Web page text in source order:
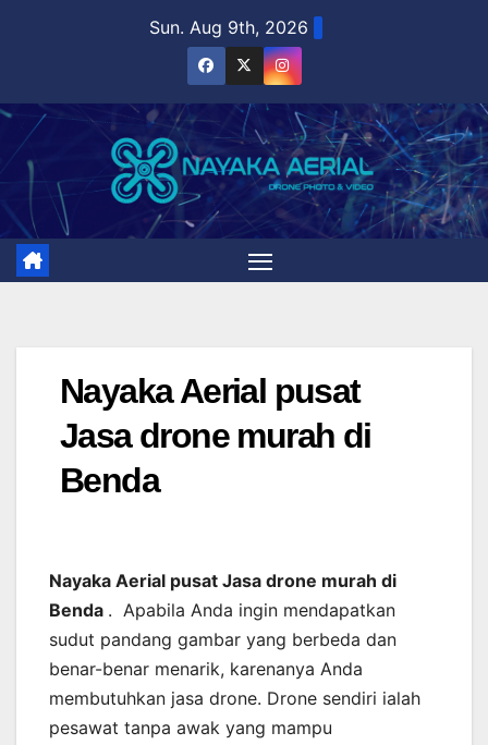
Sun. Aug 9th, 2026
Nayaka Aerial pusat
Jasa drone murah di
Benda
Nayaka Aerial pusat Jasa drone murah di
Benda . Apabila Anda ingin mendapatkan
sudut pandang gambar yang berbeda dan
benar-benar menarik, karenanya Anda
membutuhkan jasa drone. Drone sendiri ialah
pesawat tanpa awak yang mampu